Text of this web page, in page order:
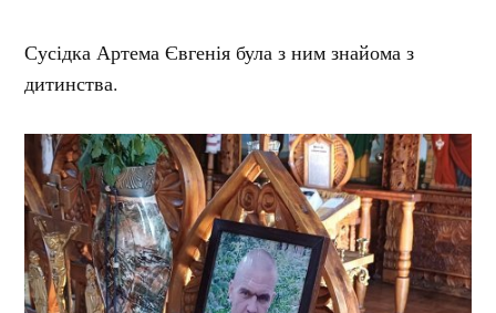
Сусідка Артема Євгенія була з ним знайома з
дитинства.